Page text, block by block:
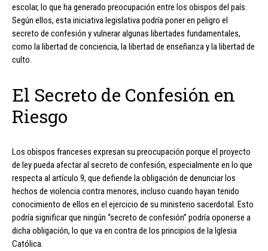
escolar, lo que ha generado preocupación entre los obispos del país.
Según ellos, esta iniciativa legislativa podría poner en peligro el
secreto de confesión y vulnerar algunas libertades fundamentales,
como la libertad de conciencia, la libertad de enseñanza y la libertad de
culto.
El Secreto de Confesión en
Riesgo
Los obispos franceses expresan su preocupación porque el proyecto
de ley pueda afectar al secreto de confesión, especialmente en lo que
respecta al artículo 9, que defiende la obligación de denunciar los
hechos de violencia contra menores, incluso cuando hayan tenido
conocimiento de ellos en el ejercicio de su ministerio sacerdotal. Esto
podría significar que ningún “secreto de confesión” podría oponerse a
dicha obligación, lo que va en contra de los principios de la Iglesia
Católica.